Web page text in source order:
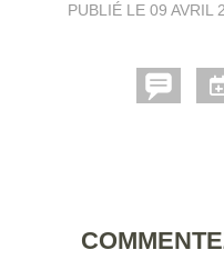
PUBLIÉ LE 09 AVRIL